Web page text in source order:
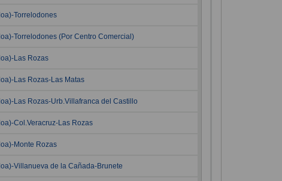
Torrelodones
Torrelodones (Por Centro Comercial)
Las Rozas
Las Rozas-Las Matas
Las Rozas-Urb.Villafranca del Castillo
Col.Veracruz-Las Rozas
Monte Rozas
Villanueva de la Cañada-Brunete